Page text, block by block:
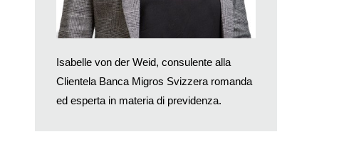
Isabelle von der Weid, consulente alla
Clientela Banca Migros Svizzera romanda
ed esperta in materia di previdenza.